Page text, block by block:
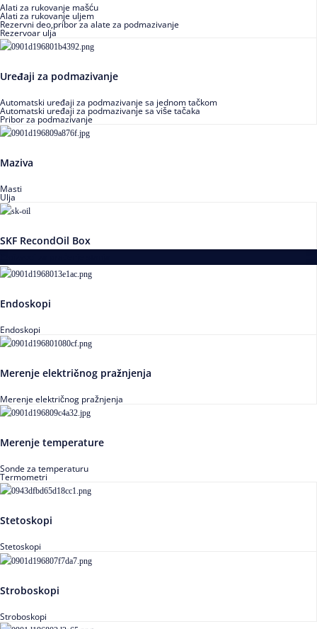
Alati za rukovanje mašću
Alati za rukovanje uljem
Rezervni deo,pribor za alate za podmazivanje
Rezervoar ulja
Uređaji za podmazivanje
Automatski uređaji za podmazivanje sa jednom tačkom
Automatski uređaji za podmazivanje sa više tačaka
Pribor za podmazivanje
Maziva
Masti
Ulja
SKF RecondOil Box
Endoskopi
Endoskopi
Merenje električnog pražnjenja
Merenje električnog pražnjenja
Merenje temperature
Sonde za temperaturu
Termometri
Stetoskopi
Stetoskopi
Stroboskopi
Stroboskopi